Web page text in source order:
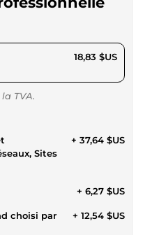
18,83 $US
TVA.
+ 37,64 $US
+ 6,27 $US
choisi par
+ 12,54 $US